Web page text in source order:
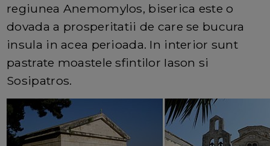
regiunea Anemomylos, biserica este o
dovada a prosperitatii de care se bucura
insula in acea perioada. In interior sunt
pastrate moastele sfintilor Iason si
Sosipatros.